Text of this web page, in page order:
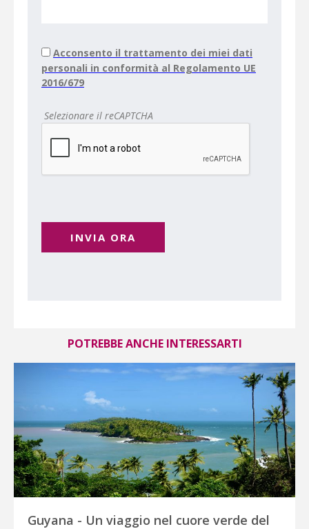
Acconsento il trattamento dei miei dati
personali in conformità al Regolamento UE
2016/679
Selezionare il reCAPTCHA
INVIA ORA
POTREBBE ANCHE INTERESSARTI
Guyana - Un viaggio nel cuore verde del